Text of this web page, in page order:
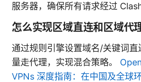
服务器，确保所有请求经过
怎么实现区域直连和区域代
通过规则引擎设置域名/关键词
量走代理，实现混合策略。
VPNs 深度指南：在中国及全球